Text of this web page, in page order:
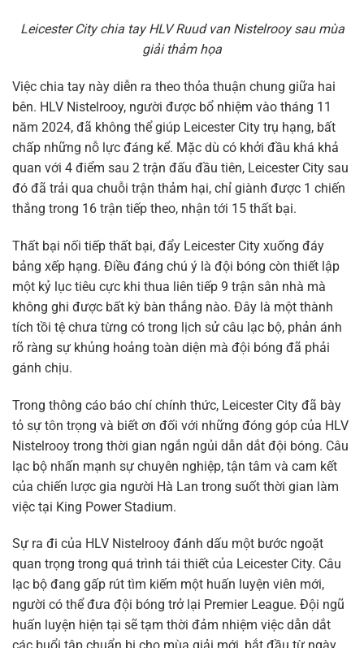
Leicester City chia tay HLV Ruud van Nistelrooy sau mùa
giải thảm họa
Việc chia tay này diễn ra theo thỏa thuận chung giữa hai
bên. HLV Nistelrooy, người được bổ nhiệm vào tháng 11
năm 2024, đã không thể giúp Leicester City trụ hạng, bất
chấp những nỗ lực đáng kể. Mặc dù có khởi đầu khá khả
quan với 4 điểm sau 2 trận đấu đầu tiên, Leicester City sau
đó đã trải qua chuỗi trận thảm hại, chỉ giành được 1 chiến
thắng trong 16 trận tiếp theo, nhận tới 15 thất bại.
Thất bại nối tiếp thất bại, đẩy Leicester City xuống đáy
bảng xếp hạng. Điều đáng chú ý là đội bóng còn thiết lập
một kỷ lục tiêu cực khi thua liên tiếp 9 trận sân nhà mà
không ghi được bất kỳ bàn thắng nào. Đây là một thành
tích tồi tệ chưa từng có trong lịch sử câu lạc bộ, phản ánh
rõ ràng sự khủng hoảng toàn diện mà đội bóng đã phải
gánh chịu.
Trong thông cáo báo chí chính thức, Leicester City đã bày
tỏ sự tôn trọng và biết ơn đối với những đóng góp của HLV
Nistelrooy trong thời gian ngắn ngủi dẫn dắt đội bóng. Câu
lạc bộ nhấn mạnh sự chuyên nghiệp, tận tâm và cam kết
của chiến lược gia người Hà Lan trong suốt thời gian làm
việc tại King Power Stadium.
Sự ra đi của HLV Nistelrooy đánh dấu một bước ngoặt
quan trọng trong quá trình tái thiết của Leicester City. Câu
lạc bộ đang gấp rút tìm kiếm một huấn luyện viên mới,
người có thể đưa đội bóng trở lại Premier League. Đội ngũ
huấn luyện hiện tại sẽ tạm thời đảm nhiệm việc dẫn dắt